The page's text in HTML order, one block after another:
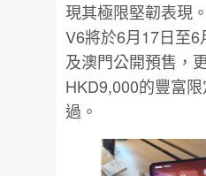
現其極限堅韌表現
V6將於6月17日至
及澳門公開預售，
HKD9,000的豐富
過。